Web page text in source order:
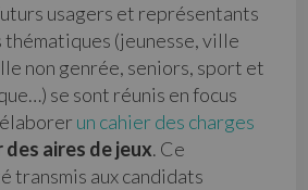
usagers et représentants
thématiques (jeunesse, ville
non genrée, seniors, sport et
se sont réunis en focus
un cahier des charges
des aires de jeux. Ce
transmis aux candidats